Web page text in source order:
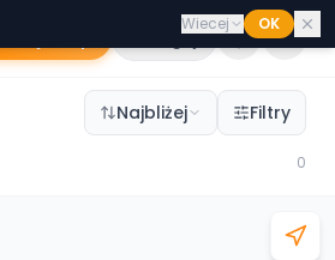
Zaloguj
Najbliżej Filtry
0
Wiecej OK